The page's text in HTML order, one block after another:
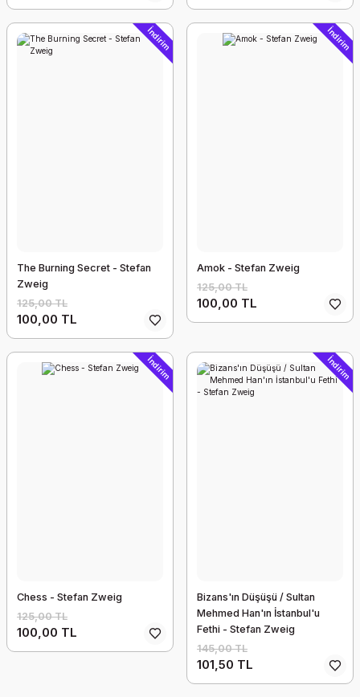
İndirim
The Burning Secret - Stefan
Zweig
125,00 TL
100,00 TL
İndirim
Amok - Stefan Zweig
125,00 TL
100,00 TL
İndirim
Chess - Stefan Zweig
125,00 TL
100,00 TL
İndirim
Bizans'ın Düşüşü / Sultan
Mehmed Han'ın İstanbul'u
Fethi - Stefan Zweig
145,00 TL
101,50 TL